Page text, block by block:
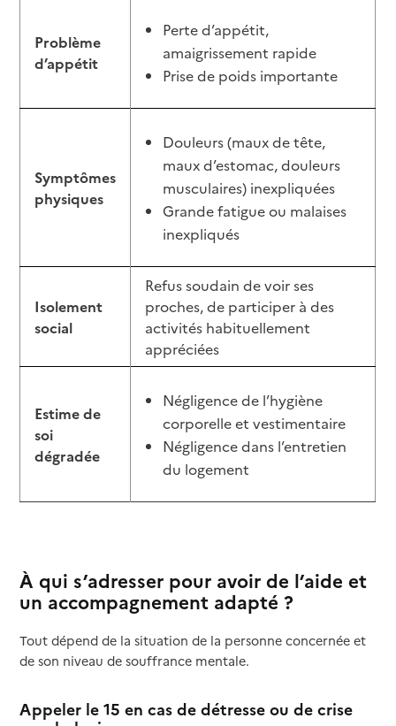
Problème
d’appétit
Perte d’appétit,
amaigrissement rapide
Prise de poids importante
Symptômes
physiques
Douleurs (maux de tête,
maux d’estomac, douleurs
musculaires) inexpliquées
Grande fatigue ou malaises
inexpliqués
Isolement
social
Refus soudain de voir ses
proches, de participer à des
activités habituellement
appréciées
Estime de
soi
dégradée
Négligence de l’hygiène
corporelle et vestimentaire
Négligence dans l’entretien
du logement
À qui s’adresser pour avoir de l’aide et
un accompagnement adapté ?
Tout dépend de la situation de la personne concernée et
de son niveau de souffrance mentale.
Appeler le 15 en cas de détresse ou de crise